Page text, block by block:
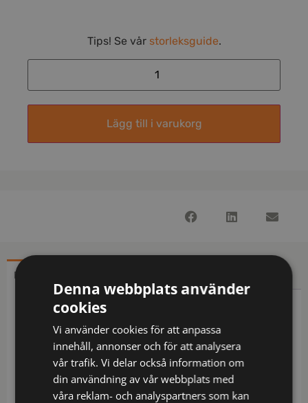
Tips! Se vår storleksguide.
Lägg till i varukorg
BESKRIVNING
Beskrivning
Skjorta i denimmaterial med mjuk känsla. Skjortan
är plaggtvättad vilket ger varje skjorta ett naturligt
och unikt utseende. Cut away krage.
Denna webbplats använder
cookies
Vi använder cookies för att anpassa
innehåll, annonser och för att analysera
vår trafik. Vi delar också information om
din användning av vår webbplats med
våra reklam- och analyspartners som kan